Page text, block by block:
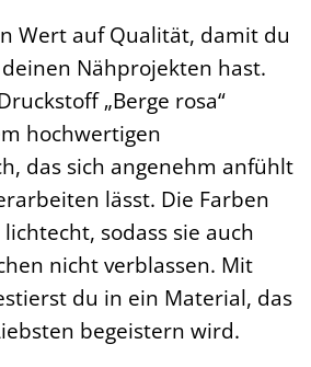
Wert auf Qualität, damit du
Nähprojekten hast.
„Berge rosa“
hochwertigen
das sich angenehm anfühlt
lässt. Die Farben
sodass sie auch
nicht verblassen. Mit
du in ein Material, das
begeistern wird.